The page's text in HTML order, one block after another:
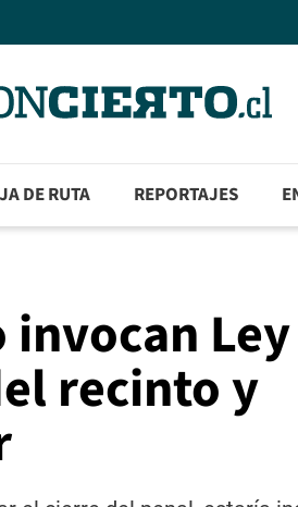
DE RUTA REPORTAJES
invocan Ley
recinto y